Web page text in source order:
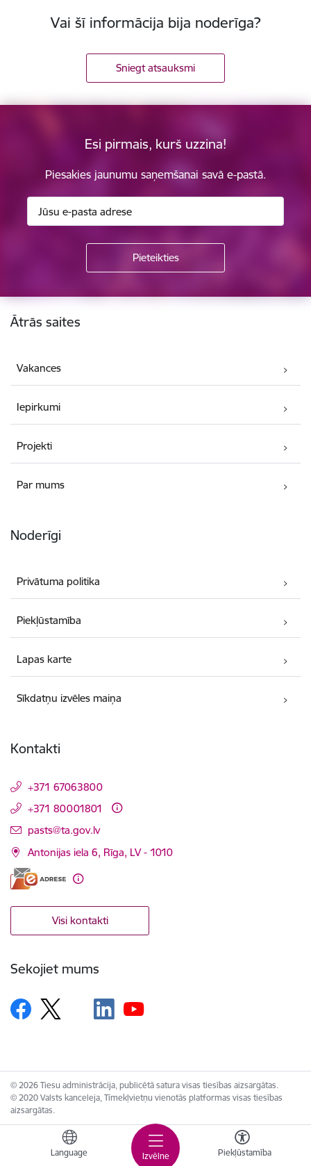
Izvēlne
Language Piekļūstamība
Vai šī informācija bija noderīga?
Sniegt atsauksmi
Esi pirmais, kurš uzzina!
Piesakies jaunumu saņemšanai savā e-pastā.
Kājene
Ātrās saites
Vakances
Iepirkumi
Projekti
Par mums
Noderīgi
Privātuma politika
Piekļūstamība
Lapas karte
Sīkdatņu izvēles maiņa
Kontakti
+371 67063800
+371 80001801
E-pasts:
pasts@ta.gov.lv
Antonijas iela 6, Rīga, LV - 1010
Visi kontakti
Sekojiet mums
© 2026 Tiesu administrācija, publicētā satura visas tiesības aizsargātas.
© 2020 Valsts kanceleja, Tīmekļvietņu vienotās platformas visas tiesības
aizsargātas.